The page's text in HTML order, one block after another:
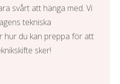
svårt att hänga med. Vi
tekniska
hur du kan preppa för att
sker!